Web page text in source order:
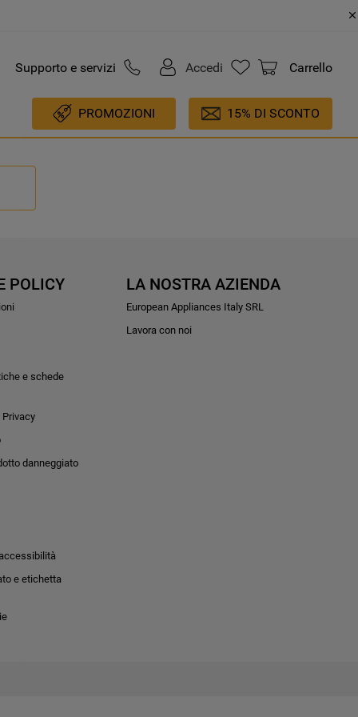
Supporto e servizi Accedi Carrello
PROMOZIONI 15% DI SCONTO
POLICY
e schede
danneggiato
e etichetta
LA NOSTRA AZIENDA
European Appliances Italy SRL
Lavora con noi